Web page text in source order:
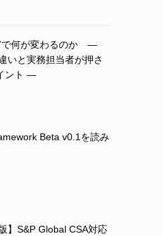
で何が変わるのか ―
いと実務担当者が押さ
ント ―
Beta v0.1を読み
】S&P Global CSA対応